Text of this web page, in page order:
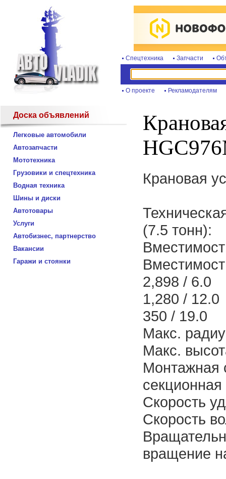
Спецтехника Запчасти
О проекте Рекламодателям
Доска объявлений
Легковые автомобили
Автозапчасти
Мототехника
Грузовики и спецтехника
Водная техника
Шины и диски
Автотовары
Услуги
Автобизнес, партнерство
Вакансии
Гаражи и стоянки
Крановая
(7.5 тонн):
2,898 / 6.0
1,280 / 12.0
350 / 19.0
Макс.
Макс.
Монтажная
секционная
Скорость
Скорость
вращение